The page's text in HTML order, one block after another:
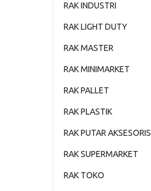
RAK INDUSTRI
RAK LIGHT DUTY
RAK MASTER
RAK MINIMARKET
RAK PALLET
RAK PLASTIK
RAK PUTAR AKSESORIS
RAK SUPERMARKET
RAK TOKO